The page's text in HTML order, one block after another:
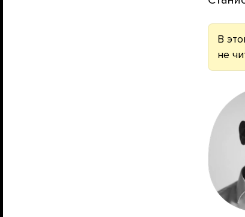
В
не